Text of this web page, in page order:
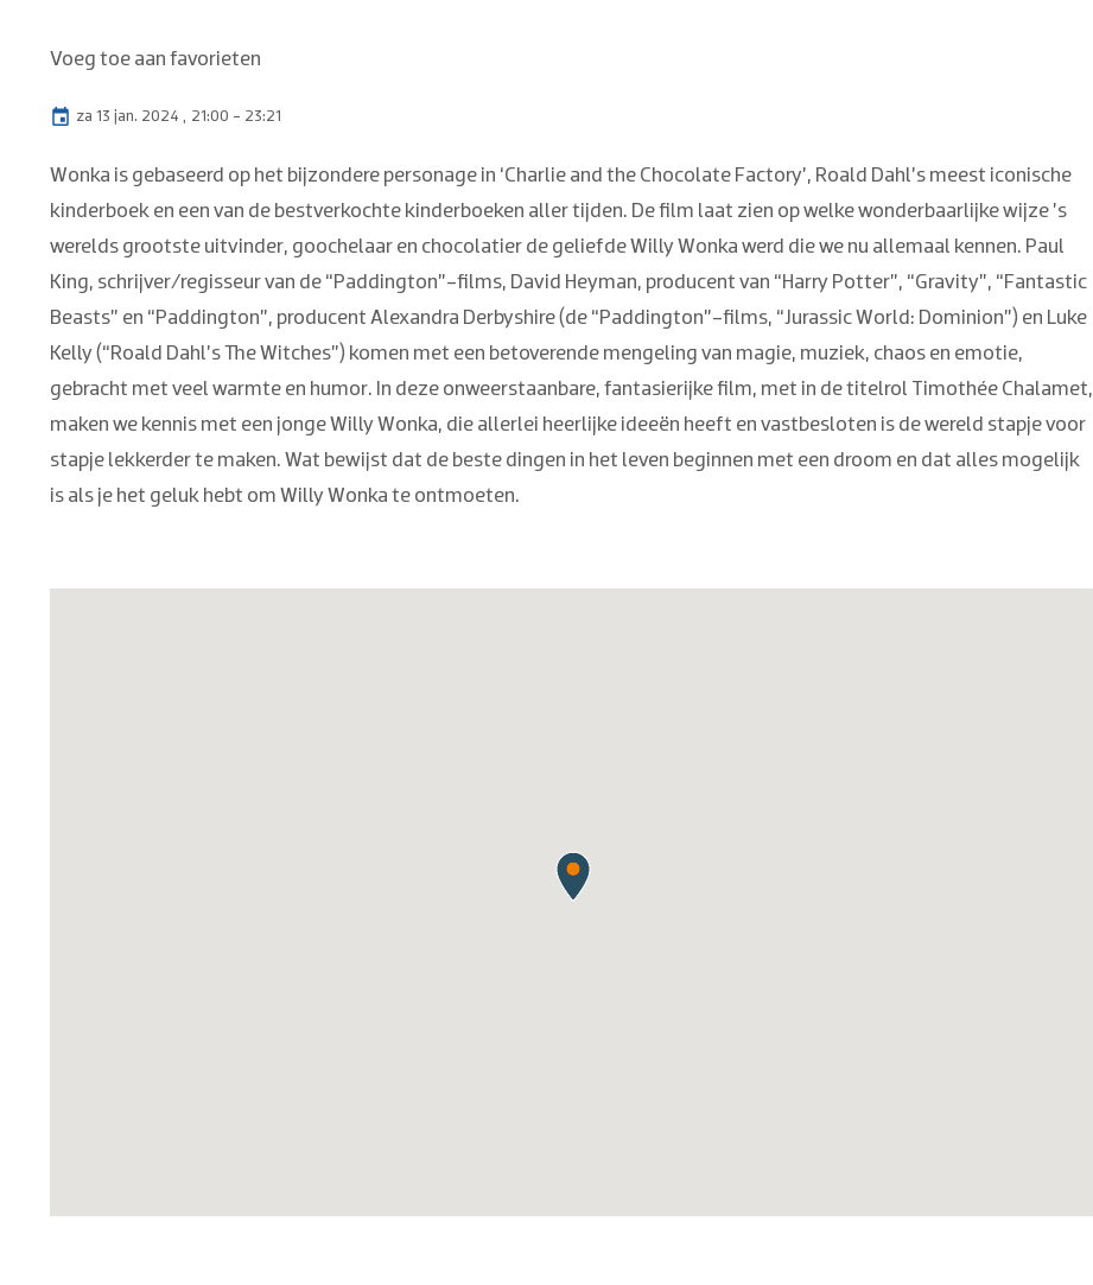
Voeg toe aan favorieten
za 13 jan. 2024 21:00 - 23:21
Wonka is gebaseerd op het bijzondere personage in ‘Charlie and the Chocolate Factory’, Roald Dahl’s meest iconische
kinderboek en een van de bestverkochte kinderboeken aller tijden. De film laat zien op welke wonderbaarlijke wijze ’s
werelds grootste uitvinder, goochelaar en chocolatier de geliefde Willy Wonka werd die we nu allemaal kennen. Paul
King, schrijver/regisseur van de “Paddington”-films, David Heyman, producent van “Harry Potter”, “Gravity”, “Fantastic
Beasts” en “Paddington”, producent Alexandra Derbyshire (de “Paddington”-films, “Jurassic World: Dominion”) en Luke
Kelly (“Roald Dahl’s The Witches”) komen met een betoverende mengeling van magie, muziek, chaos en emotie,
gebracht met veel warmte en humor. In deze onweerstaanbare, fantasierijke film, met in de titelrol Timothée Chalamet,
maken we kennis met een jonge Willy Wonka, die allerlei heerlijke ideeën heeft en vastbesloten is de wereld stapje voor
stapje lekkerder te maken. Wat bewijst dat de beste dingen in het leven beginnen met een droom en dat alles mogelijk
is als je het geluk hebt om Willy Wonka te ontmoeten.